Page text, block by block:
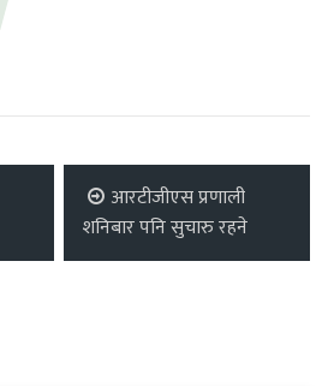
आरटीजीएस प्रणाली
शनिबार पनि सुचारु रहने